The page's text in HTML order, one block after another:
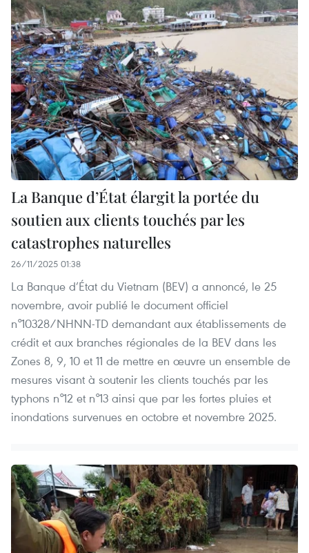
La Banque d’État élargit la portée du
soutien aux clients touchés par les
catastrophes naturelles
26/11/2025 01:38
La Banque d’État du Vietnam (BEV) a annoncé, le 25
novembre, avoir publié le document officiel
n°10328/NHNN-TD demandant aux établissements de
crédit et aux branches régionales de la BEV dans les
Zones 8, 9, 10 et 11 de mettre en œuvre un ensemble de
mesures visant à soutenir les clients touchés par les
typhons n°12 et n°13 ainsi que par les fortes pluies et
inondations survenues en octobre et novembre 2025.